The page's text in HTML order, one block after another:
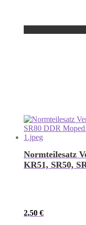
Normteilesatz
KR51, SR50,
2,50 €